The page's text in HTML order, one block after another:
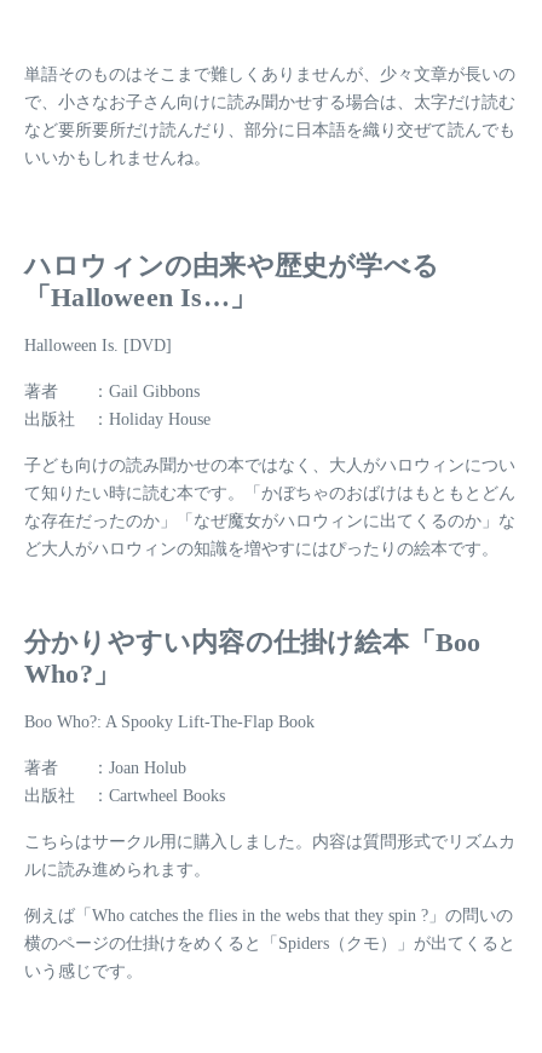
単語そのものはそこまで難しくありませんが、少々文章が長いの
で、小さなお子さん向けに読み聞かせする場合は、太字だけ読む
など要所要所だけ読んだり、部分に日本語を織り交ぜて読んでも
いいかもしれませんね。
ハロウィンの由来や歴史が学べる
「Halloween Is…」
Halloween Is. [DVD]
著者 ：Gail Gibbons
出版社 ：Holiday House
子ども向けの読み聞かせの本ではなく、大人がハロウィンについ
て知りたい時に読む本です。「かぼちゃのおばけはもともとどん
な存在だったのか」「なぜ魔女がハロウィンに出てくるのか」な
ど大人がハロウィンの知識を増やすにはぴったりの絵本です。
分かりやすい内容の仕掛け絵本「Boo
Who?」
Boo Who?: A Spooky Lift-The-Flap Book
著者 ：Joan Holub
出版社 ：Cartwheel Books
こちらはサークル用に購入しました。内容は質問形式でリズムカ
ルに読み進められます。
例えば 「Who catches the flies in the webs that they spin ?」 の問いの
横のページの仕掛けをめくると
「Spiders（クモ）」 が出てくると
いう感じです。